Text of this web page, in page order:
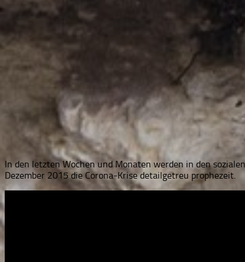
In den letzten Wochen und Monaten werden in den
Dezember 2015 die Corona-Krise detailgetreu prophezeit.